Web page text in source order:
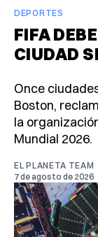
DEPORTES
FIFA
CIUDAD
Once
Boston,
la
Mundial 2026.
EL PLANETA TEAM
7 de agosto de 2026